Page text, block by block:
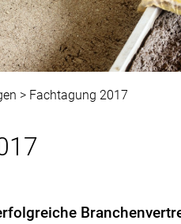
> Fachtagung 2017